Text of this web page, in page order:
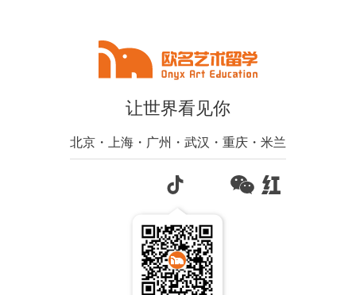
让世界看见你
北京・上海・广州・武汉・重庆・米兰